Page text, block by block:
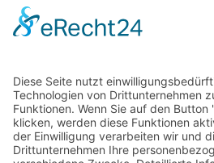
ab
© 2026 Tecowin GmbH |
| Widerrufsrecht|AGB|